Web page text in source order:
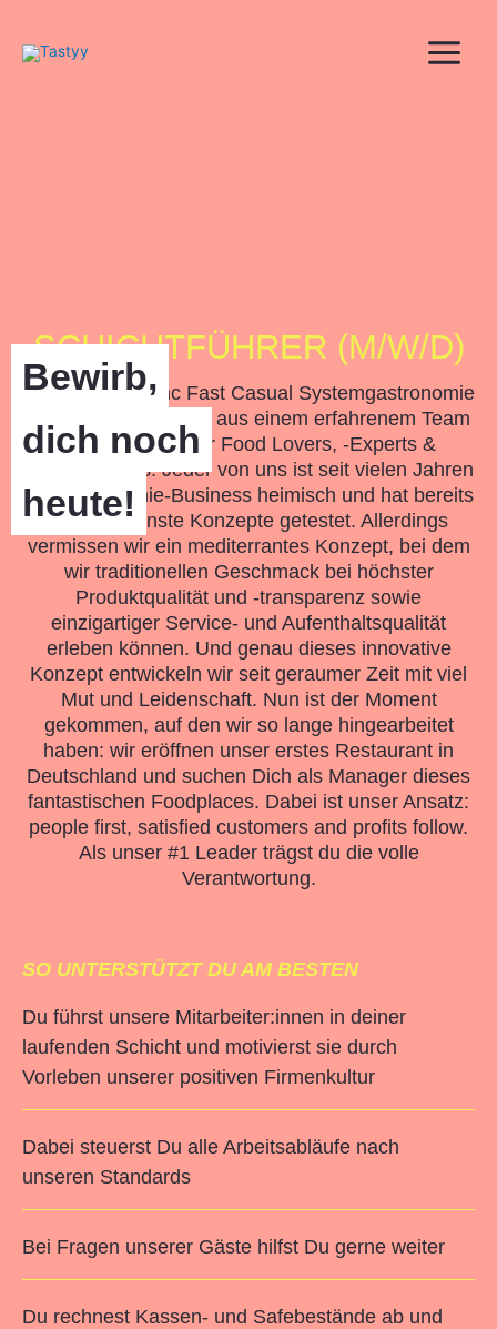
springen
Bewirb,
dich noch
heute!
SCHICHTFÜHRER (M/W/D)
Wir sind die Genc Fast Casual Systemgastronomie
GmbH und bestehen aus einem erfahrenem Team
leidenschaftlicher Food Lovers, -Experts &
Entrepreneurs. Jeder von uns ist seit vielen Jahren
im Gastronomie-Business heimisch und hat bereits
verschiedenste Konzepte getestet. Allerdings
vermissen wir ein mediterrantes Konzept, bei dem
wir traditionellen Geschmack bei höchster
Produktqualität und -transparenz sowie
einzigartiger Service- und Aufenthaltsqualität
erleben können. Und genau dieses innovative
Konzept entwickeln wir seit geraumer Zeit mit viel
Mut und Leidenschaft. Nun ist der Moment
gekommen, auf den wir so lange hingearbeitet
haben: wir eröffnen unser erstes Restaurant in
Deutschland und suchen Dich als Manager dieses
fantastischen Foodplaces. Dabei ist unser Ansatz:
people first, satisfied customers and profits follow.
Als unser #1 Leader trägst du die volle
Verantwortung.
SO UNTERSTÜTZT DU AM BESTEN
Du führst unsere Mitarbeiter:innen in deiner
laufenden Schicht und motivierst sie durch
Vorleben unserer positiven Firmenkultur
Dabei steuerst Du alle Arbeitsabläufe nach
unseren Standards
Bei Fragen unserer Gäste hilfst Du gerne weiter
Du rechnest Kassen- und Safebestände ab und